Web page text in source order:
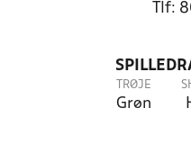
Tlf:
TRØJE
Grøn